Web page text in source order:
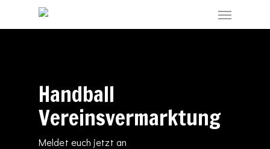
to
Menu
Handball
Vereinsvermarktung
Meldet euch jetzt an